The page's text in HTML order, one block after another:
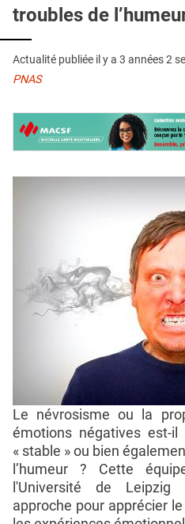
PUBLICITÉ
CONDITIONS GÉNÉRALES
CONTACT
troubles de
Actualité publiée il y a 3 années 2
PNAS
Le névrosisme ou la
émotions négatives est-
« stable » ou bien
l’humeur ? Cette
l'Université de Leipzig
approche pour apprécier